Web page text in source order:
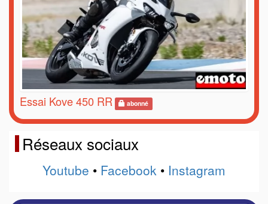
Essai Kove 450 RR abonné
Réseaux sociaux
Youtube • Facebook • Instagram